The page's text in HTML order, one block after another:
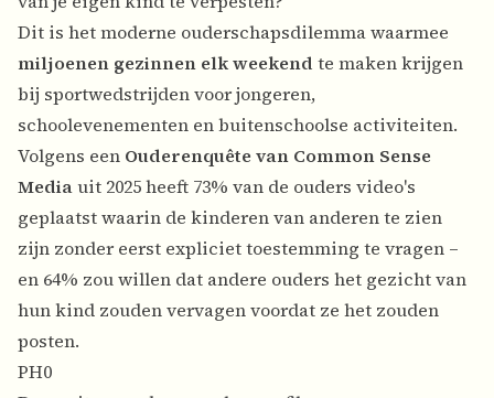
Dit is het moderne ouderschapsdilemma waarmee
miljoenen gezinnen elk weekend te maken krijgen
bij sportwedstrijden voor jongeren,
schoolevenementen en buitenschoolse activiteiten.
Volgens een Ouderenquête van Common Sense
Mediauit 2025 heeft 73% van de ouders video's
geplaatst waarin de kinderen van anderen te zien
zijn zonder eerst expliciet toestemming te vragen –
en 64% zou willen dat andere ouders het gezicht van
hun kind zouden vervagen voordat ze het zouden
posten.
PH0